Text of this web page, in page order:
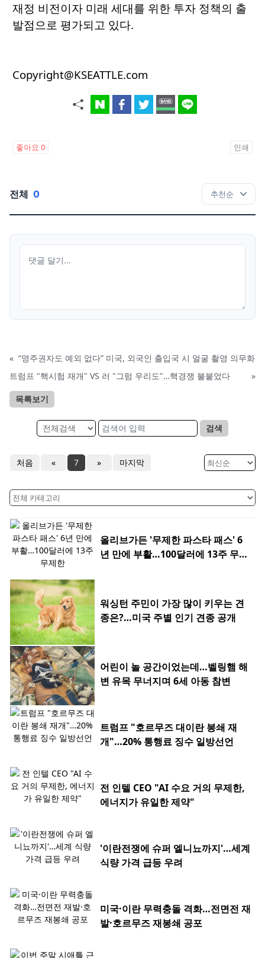
재정 비전이자 미래 세대를 위한 투자 정책의 출
발점으로 평가되고 있다.
Copyright@KSEATTLE.com
좋아요 0 인쇄
전체 0
« “영주권자도 예외 없다” 미국, 외국인 출입국 시 얼굴 촬영 의무화
트럼프 "핵시험 재개" VS 러 "그럼 우리도"…핵경쟁 불붙었다
»
목록보기
검색
처음 « 7 » 마지막
올리브가든 '무제한 파스타 패스' 6
년 만에 부활…100달러에 13주 무제
워싱턴 주민이 가장 많이 키우는 견
종은?…미국 주별 인기 견종 공개
어린이 놀 공간이었는데…벨링햄 해
변 유목 무너지며 6세 아동 참변
트럼프 "호르무즈 대이란 봉쇄 재
개"…20% 통행료 징수 일방선언
전 인텔 CEO "AI 수요 거의 무제한,
에너지가 유일한 제약"
'이란전쟁에 슈퍼 엘니뇨까지'…세계
식량 가격 급등 우려
미국·이란 무력충돌 격화…전면전 재
발·호르무즈 재봉쇄 공포